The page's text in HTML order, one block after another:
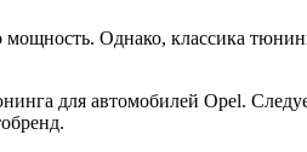
Однако, классика
для автомобилей Opel.